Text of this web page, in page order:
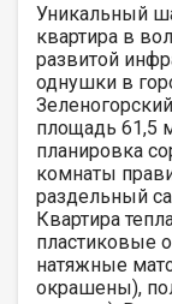
Уникальный
квартира в
развитой
однушки в
площадь 61,5
планировка
комнаты
раздельный
Квартира
пластиковые
натяжные
окрашены),